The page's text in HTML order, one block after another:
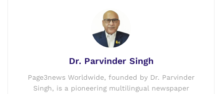
Dr. Parvinder Singh
Page3news Worldwide, founded by Dr. Parvinder
Singh, is a pioneering multilingual newspaper